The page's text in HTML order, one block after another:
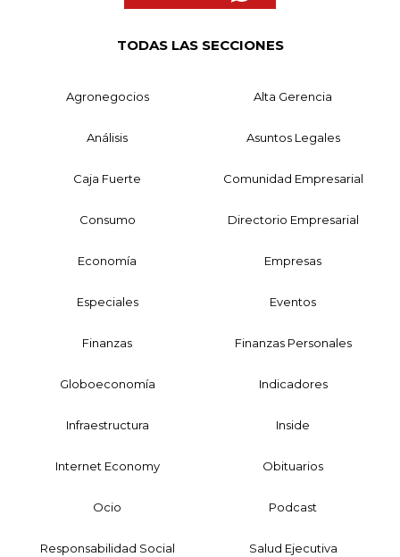
TODAS LAS SECCIONES
Agronegocios Alta Gerencia
Análisis Asuntos Legales
Caja Fuerte Comunidad Empresarial
Consumo Directorio Empresarial
Economía Empresas
Especiales Eventos
Finanzas Finanzas Personales
Globoeconomía Indicadores
Infraestructura Inside
Internet Economy Obituarios
Ocio Podcast
Responsabilidad Social Salud Ejecutiva